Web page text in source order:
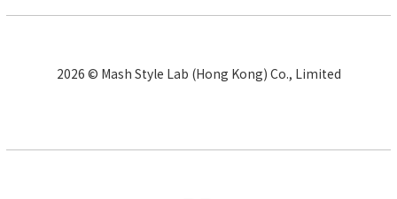
2026 © Mash Style Lab (Hong Kong) Co., Limited